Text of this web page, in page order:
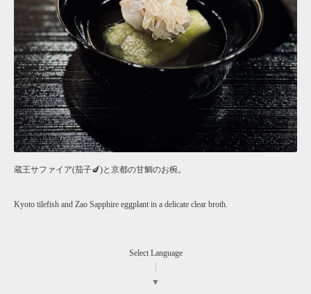
蔵王サファイア(茄子🍆)と京都の甘鯛のお椀。
Kyoto tilefish and Zao Sapphire eggplant in a delicate clear broth.
Select Language
▼